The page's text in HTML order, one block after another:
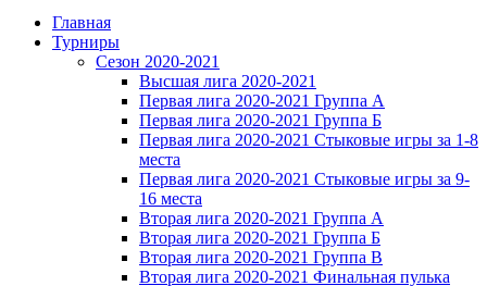
Главная
Турниры
Сезон 2020-2021
Высшая лига 2020-2021
Первая лига 2020-2021 Группа А
Первая лига 2020-2021 Группа Б
Первая лига 2020-2021 Стыковые игры за 1-8
места
Первая лига 2020-2021 Стыковые игры за 9-
16 места
Вторая лига 2020-2021 Группа А
Вторая лига 2020-2021 Группа Б
Вторая лига 2020-2021 Группа В
Вторая лига 2020-2021 Финальная пулька